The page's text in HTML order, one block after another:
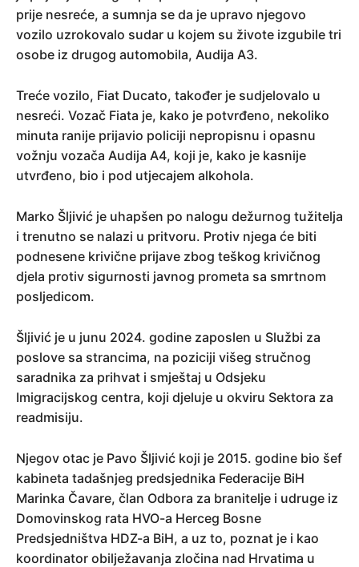
prije nesreće, a sumnja se da je upravo njegovo
vozilo uzrokovalo sudar u kojem su živote izgubile tri
osobe iz drugog automobila, Audija A3.
Treće vozilo, Fiat Ducato, također je sudjelovalo u
nesreći. Vozač Fiata je, kako je potvrđeno, nekoliko
minuta ranije prijavio policiji nepropisnu i opasnu
vožnju vozača Audija A4, koji je, kako je kasnije
utvrđeno, bio i pod utjecajem alkohola.
Marko Šljivić je uhapšen po nalogu dežurnog tužitelja
i trenutno se nalazi u pritvoru. Protiv njega će biti
podnesene krivične prijave zbog teškog krivičnog
djela protiv sigurnosti javnog prometa sa smrtnom
posljedicom.
Šljivić je u junu 2024. godine zaposlen u Službi za
poslove sa strancima, na poziciji višeg stručnog
saradnika za prihvat i smještaj u Odsjeku
Imigracijskog centra, koji djeluje u okviru Sektora za
readmisiju.
Njegov otac je Pavo Šljivić koji je 2015. godine bio šef
kabineta tadašnjeg predsjednika Federacije BiH
Marinka Čavare, član Odbora za branitelje i udruge iz
Domovinskog rata HVO-a Herceg Bosne
Predsjedništva HDZ-a BiH, a uz to, poznat je i kao
koordinator obilježavanja zločina nad Hrvatima u